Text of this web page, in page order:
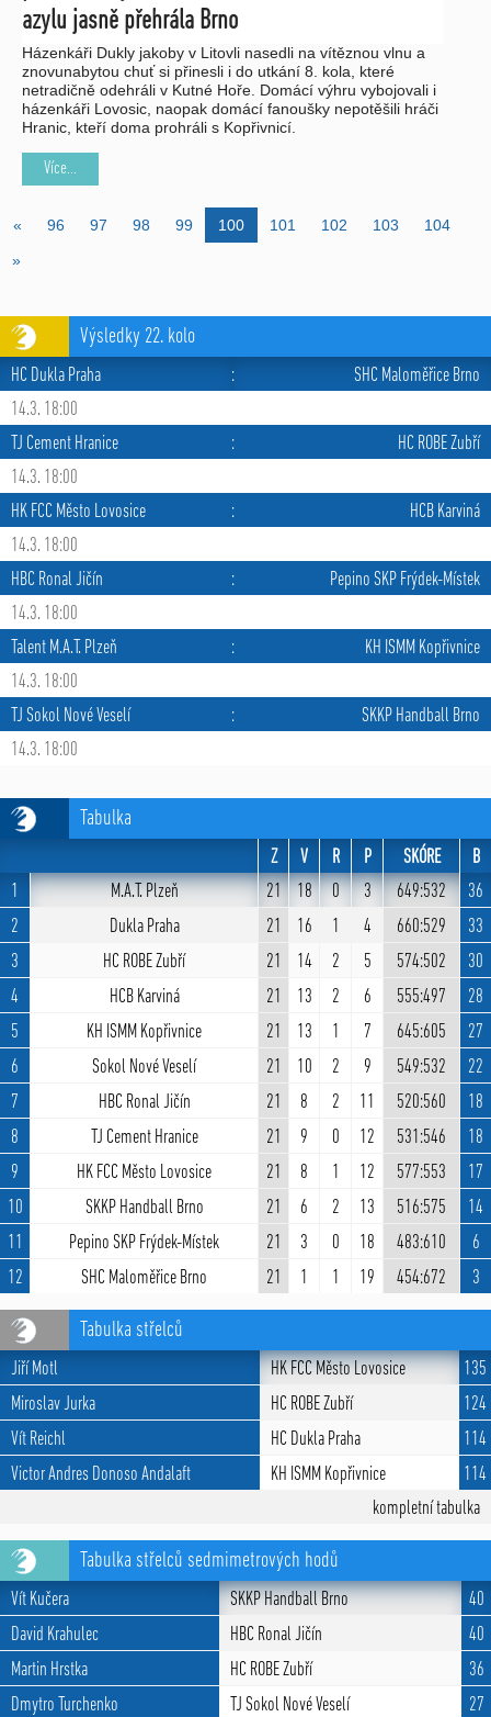
azylu jasně přehrála Brno
Házenkáři Dukly jakoby v Litovli nasedli na vítěznou vlnu a
znovunabytou chuť si přinesli i do utkání 8. kola, které
netradičně odehráli v Kutné Hoře. Domácí výhru vybojovali i
házenkáři Lovosic, naopak domácí fanoušky nepotěšili hráči
Hranic, kteří doma prohráli s Kopřivnicí.
Více...
« 96 97 98 99 100 101 102 103
104
»
Výsledky 22. kolo
HC Dukla Praha :
SHC Maloměřice Brno
14.3. 18:00
TJ Cement Hranice
:
HC ROBE Zubří
14.3. 18:00
HK FCC Město Lovosice
:
HCB Karviná
14.3. 18:00
HBC Ronal Jičín
:
Pepino SKP Frýdek-Místek
14.3. 18:00
Talent M.A.T. Plzeň
:
KH ISMM Kopřivnice
14.3. 18:00
TJ Sokol Nové Veselí
:
SKKP Handball Brno
14.3. 18:00
Tabulka
Z V R P SKÓRE
B
1
M.A.T. Plzeň 21 18 0 3 649:532
36
2
Dukla Praha 21 16 1 4 660:529
33
3
HC ROBE Zubří 21 14 2 5 574:502
30
4
HCB Karviná 21 13 2 6 555:497
28
5
KH ISMM Kopřivnice 21 13 1 7 645:605
27
6
Sokol Nové Veselí 21 10 2 9 549:532
22
7
HBC Ronal Jičín 21 8 2 11 520:560
18
8
TJ Cement Hranice 21 9 0 12 531:546
18
9
HK FCC Město Lovosice 21 8 1 12 577:553
17
10
SKKP Handball Brno 21 6 2 13 516:575
14
11
Pepino SKP Frýdek-Místek 21 3 0 18 483:610
6
12
SHC Maloměřice Brno 21 1 1 19 454:672 3
Tabulka střelců
Jiří Motl HK FCC Město Lovosice
135
Miroslav Jurka
HC ROBE Zubří
124
Vít Reichl
HC Dukla Praha
114
Victor Andres Donoso Andalaft
KH ISMM Kopřivnice
114
kompletní tabulka
Tabulka střelců sedmimetrových hodů
Vít Kučera SKKP Handball Brno
40
David Krahulec
HBC Ronal Jičín
40
Martin Hrstka
HC ROBE Zubří
36
Dmytro Turchenko
TJ Sokol Nové Veselí
27